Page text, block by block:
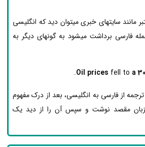
مانند سایت­های خبری می­توان دید که انگلیسی
فارسی برداشت می­شود به گونه­ای دیگر به
Oil prices fell to a
از فارسی به انگلیسی، بعد از درک مفهوم
زبان مقصد نوشت و سپس آن را از دید یک